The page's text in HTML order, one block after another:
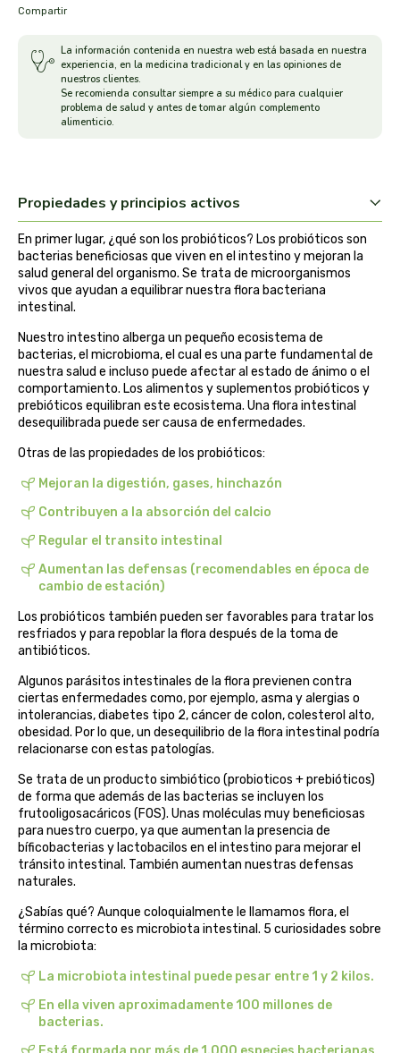
Compartir
La información contenida en nuestra web está basada en nuestra
experiencia, en la medicina tradicional y en las opiniones de
nuestros clientes.
Se recomienda consultar siempre a su médico para cualquier
problema de salud y antes de tomar algún complemento
alimenticio.
Propiedades y principios activos
En primer lugar, ¿qué son los probióticos? Los probióticos son
bacterias beneficiosas que viven en el intestino y mejoran la
salud general del organismo. Se trata de microorganismos
vivos que ayudan a equilibrar nuestra flora bacteriana
intestinal.
Nuestro intestino alberga un pequeño ecosistema de
bacterias, el microbioma, el cual es una parte fundamental de
nuestra salud e incluso puede afectar al estado de ánimo o el
comportamiento. Los alimentos y suplementos probióticos y
prebióticos equilibran este ecosistema. Una flora intestinal
desequilibrada puede ser causa de enfermedades.
Otras de las propiedades de los probióticos:
Mejoran la digestión, gases, hinchazón
Contribuyen a la absorción del calcio
Regular el transito intestinal
Aumentan las defensas (recomendables en época de
cambio de estación)
Los probióticos también pueden ser favorables para tratar los
resfriados y para repoblar la flora después de la toma de
antibióticos.
Algunos parásitos intestinales de la flora previenen contra
ciertas enfermedades como, por ejemplo, asma y alergias o
intolerancias, diabetes tipo 2, cáncer de colon, colesterol alto,
obesidad. Por lo que, un desequilibrio de la flora intestinal podría
relacionarse con estas patologías.
Se trata de un producto simbiótico (probioticos + prebióticos)
de forma que además de las bacterias se incluyen los
frutooligosacáricos (FOS). Unas moléculas muy beneficiosas
para nuestro cuerpo, ya que aumentan la presencia de
bíficobacterias y lactobacilos en el intestino para mejorar el
tránsito intestinal. También aumentan nuestras defensas
naturales.
¿Sabías qué? Aunque coloquialmente le llamamos flora, el
término correcto es microbiota intestinal. 5 curiosidades sobre
la microbiota:
La microbiota intestinal puede pesar entre 1 y 2 kilos.
En ella viven aproximadamente 100 millones de
bacterias.
artemis
arteoliva
auma adhy
bach original
banban
bauck hof
bellsola
belsi
ben&anna
biarritz
bifemme
biobio
biocop
biofloral
biokap
biolasi
biomix
bioserum
biotta